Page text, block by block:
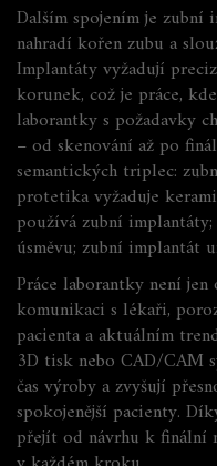
Dalším spojením je zubní
nahradí kořen zubu a
Implantáty vyžadují
korunek, což je práce,
laborantky s požadavky
– od skenování až po
semantických triplec:
protetikavyžaduje
používázubní
úsměvu; zubní implantát
Práce laborantky není
komunikaci s lékaři,
pacienta a aktuálním
3D tisk nebo CAD/CAM
čas výroby a zvyšují
spokojenější pacienty.
přejít od návrhu k finální